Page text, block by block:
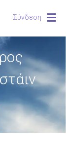
Σύνδεση